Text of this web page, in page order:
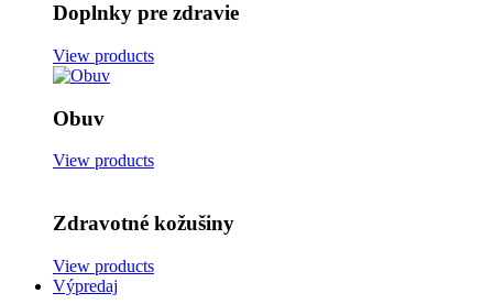
Doplnky pre zdravie
View products
Obuv
View products
Zdravotné kožušiny
View products
Výpredaj